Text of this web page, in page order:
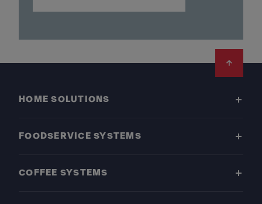
HOME SOLUTIONS
FOODSERVICE SYSTEMS
COFFEE SYSTEMS